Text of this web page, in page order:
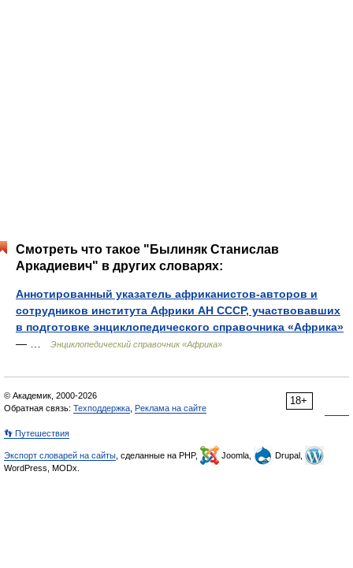
Смотреть что такое "Былиняк Станислав
Аркадиевич" в других словарях:
Аннотированный указатель африканистов-авторов и
сотрудников института Африки АН СССР, участвовавших
в подготовке энциклопедического справочника «Африка»
— …
Энциклопедический справочник «Африка»
18+
© Академик, 2000-2026
Обратная связь: Техподдержка Реклама на сайте
👣 Путешествия
Экспорт словарей на сайты , сделанные на PHP, Joomla,
Drupal,
WordPress, MODx.